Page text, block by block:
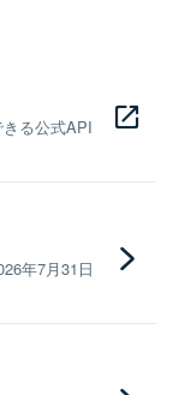
る公式API
年7月31日